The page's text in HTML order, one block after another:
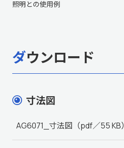
照明との使用例
ダウンロード
寸法図
AG6071_寸法図 （pdf／55 KB）